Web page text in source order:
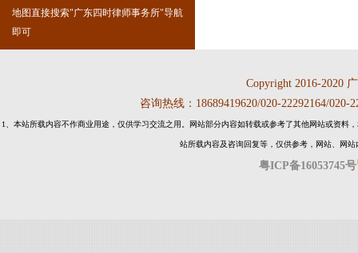
地图直接搜索"广东四时律师事务所"导航
即可
Copyright 2016-2020
咨询热线：18689419620/020-22292164/
1、本站所载内容不作商业用途，仅供学习交流之用。网站部分内容如转载或参考了其他网站或资
站所载内容及咨询回复等，仅供参考，网站、网
粤ICP备16053745号